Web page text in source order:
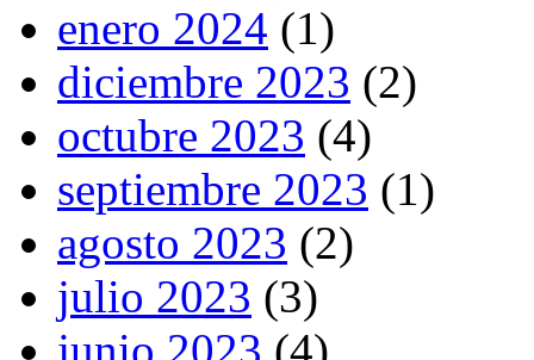
enero 2024 (1)
diciembre 2023 (2)
octubre 2023 (4)
septiembre 2023 (1)
agosto 2023 (2)
julio 2023 (3)